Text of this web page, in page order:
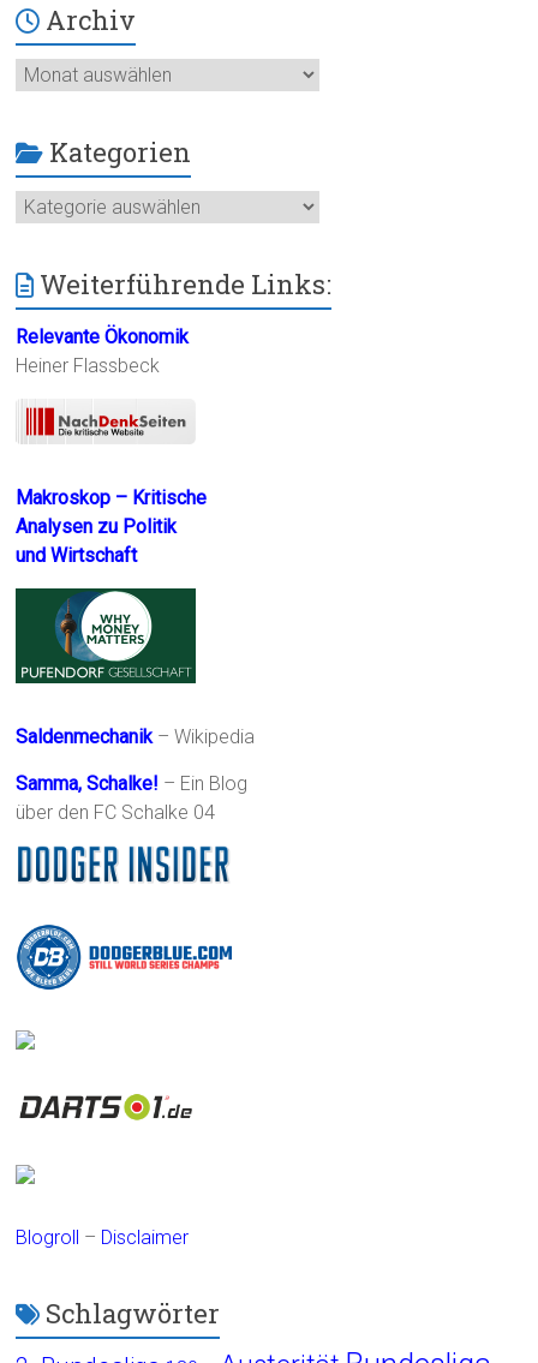
Archiv
Archiv
Kategorien
Kategorien
Weiterführende Links:
Relevante Ökonomik
Heiner Flassbeck
Makroskop – Kritische
Analysen zu Politik
und Wirtschaft
Saldenmechanik– Wikipedia
Samma, Schalke! – Ein Blog
über den FC Schalke 04
Blogroll – Disclaimer
Schlagwörter